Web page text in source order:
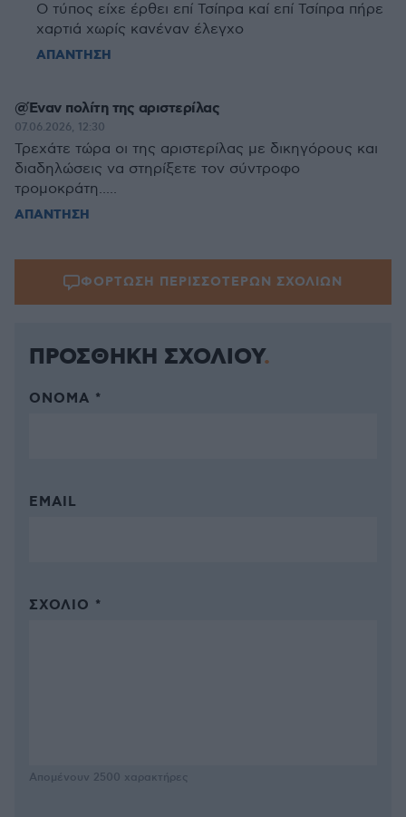
Ο τύπος είχε έρθει επί Τσίπρα καί επί Τσίπρα πήρε
χαρτιά χωρίς κανέναν έλεγχο
ΑΠΑΝΤΗΣΗ
@Έναν πολίτη της αριστερίλας
07.06.2026, 12:30
Τρεχάτε τώρα οι της αριστερίλας με δικηγόρους και
διαδηλώσεις να στηρίξετε τον σύντροφο
τρομοκράτη.....
ΑΠΑΝΤΗΣΗ
ΦΟΡΤΩΣΗ ΠΕΡΙΣΣΟΤΕΡΩΝ ΣΧΟΛΙΩΝ
ΠΡΟΣΘΗΚΗ ΣΧΟΛΙΟΥ
ΌΝΟΜΑ *
EMAIL
ΣΧΌΛΙΟ *
Απομένουν 2500 χαρακτήρες